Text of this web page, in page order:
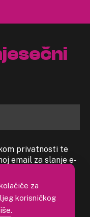
privatnosti te
email za slanje e-
za
korisničkog
.